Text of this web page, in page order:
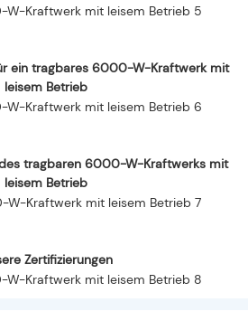
ein tragbares 6000-W-Kraftwerk mit
leisem Betrieb
tragbaren 6000-W-Kraftwerks mit
leisem Betrieb
Zertifizierungen